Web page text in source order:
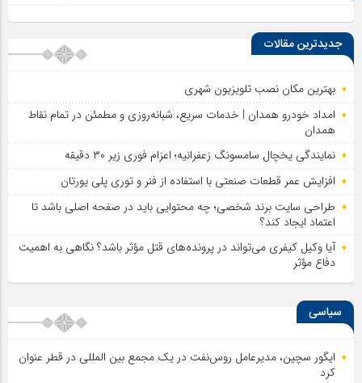
جدیدترین مقالات
بهترین مکان نصب تلویزیون شهری
امداد خودرو همدان | خدمات سریع، شبانه‌روزی و مطمئن در تمام نقاط
همدان
نمایندگی یخچال سامسونگ زعفرانیه؛ اعزام فوری زیر ۳۰ دقیقه
افزایش عمر قطعات صنعتی با استفاده از فنر و توری پلی یورتان
طراحی سایت برند شخصی؛ چه محتوایی باید در صفحه اصلی باشد تا
اعتماد ایجاد کند؟
آیا وکیل کیفری می‌تواند در پرونده‌های قتل مؤثر باشد؟ نگاهی به اهمیت
دفاع مؤثر
سیاسی
ایگور سچین، مدیرعامل روس‌نفت در یک مجمع بین المللی در قطر عنوان
کرد